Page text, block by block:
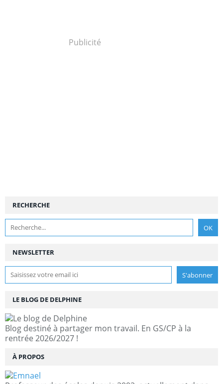
Publicité
NEWSLETTER
RECHERCHE
LE BLOG DE DELPHINE
Blog destiné à partager mon travail. En GS/CP à la
rentrée 2026/2027 !
À PROPOS